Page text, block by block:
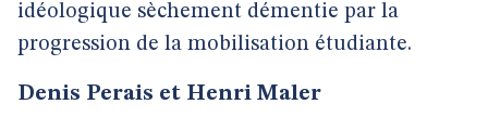
idéologique sèchement démentie par la
progression de la mobilisation étudiante.
Denis Perais et Henri Maler